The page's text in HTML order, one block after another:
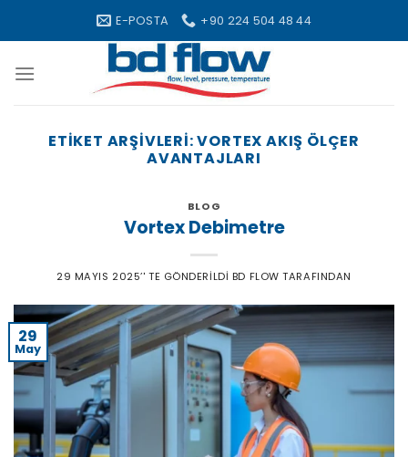
E-POSTA +90 224 504 48 44
ETIKET ARŞIVLERI:VORTEX AKIŞ ÖLÇER
AVANTAJLARI
BLOG
Vortex Debimetre
29 MAYIS 2025’' TE GÖNDERILDI BD FLOW TARAFINDAN
29
May